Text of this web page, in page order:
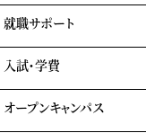
業界出身の自慢の講師陣
ホテル科
テーマパーク科
GOTEMBA ENGLISH CAMP
就職サポート
就職内定実績一覧
入試・学費
学費について
オープンキャンパス